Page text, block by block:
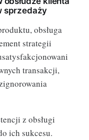
sprzedaży
obsługa
strategii
transakcji,
z obsługi
ich sukcesu.